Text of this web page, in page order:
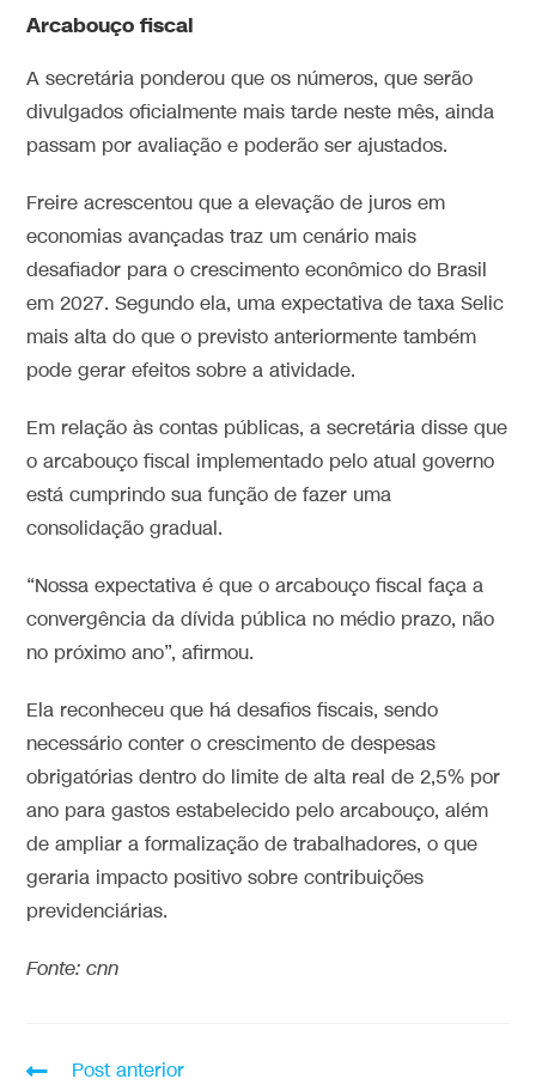
Arcabouço fiscal
A secretária ponderou que os números, que serão
divulgados oficialmente mais tarde neste mês, ainda
passam por avaliação e poderão ser ajustados.
Freire acrescentou que a elevação de juros em
economias avançadas traz um cenário mais
desafiador para o crescimento econômico do Brasil
em 2027. Segundo ela, uma expectativa de taxa Selic
mais alta do que o previsto anteriormente também
pode gerar efeitos sobre a atividade.
Em relação às contas públicas, a secretária disse que
o arcabouço fiscal implementado pelo atual governo
está cumprindo sua função de fazer uma
consolidação gradual.
“Nossa expectativa é que o arcabouço fiscal faça a
convergência da dívida pública no médio prazo, não
no próximo ano”, afirmou.
Ela reconheceu que há desafios fiscais, sendo
necessário conter o crescimento de despesas
obrigatórias dentro do limite de alta real de 2,5% por
ano para gastos estabelecido pelo arcabouço, além
de ampliar a formalização de trabalhadores, o que
geraria impacto positivo sobre contribuições
previdenciárias.
Fonte: cnn
Post anterior